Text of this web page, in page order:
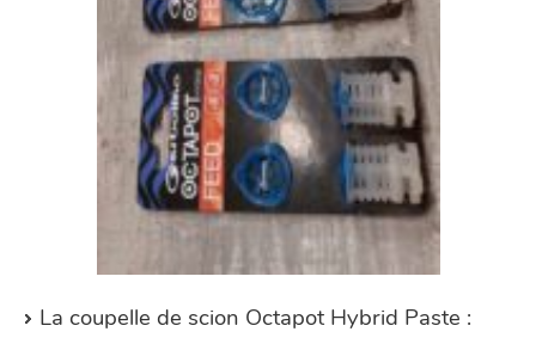
La coupelle de scion Octapot Hybrid Paste :